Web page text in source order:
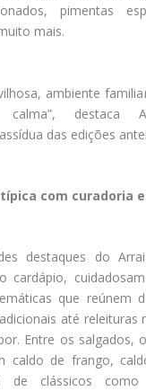
pimentas
mais.
ambiente
destaca
das edições
com curadoria
destaques do
cardápio,
que reúnem
até releituras
Entre os salgados,
caldo de frango,
de clássicos como